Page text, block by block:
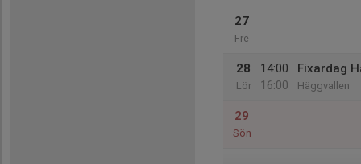
27
Fre
28
Lör
14:00
16:00
Fixardag
Häggvallen
29
Sön